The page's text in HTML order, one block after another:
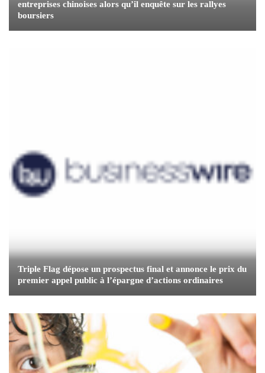
entreprises chinoises alors qu’il enquête sur les rallyes
boursiers
Triple Flag dépose un prospectus final et annonce le prix du
premier appel public à l’épargne d’actions ordinaires